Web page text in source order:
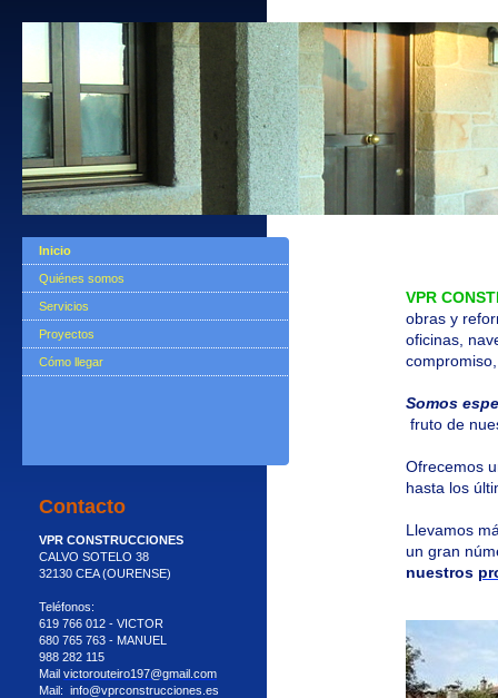
VPR
obras y
oficinas,
Somos
fruto de
Ofrecemos
hasta los
Llevamos
un gran
nuestros
Inicio
Quiénes somos
Servicios
Proyectos
Cómo llegar
Contacto
VPR CONSTRUCCIONES
CALVO SOTELO 38
32130 CEA (OURENSE)
Teléfonos:
619 766 012 - VICTOR
680 765 763 - MANUEL
988 282 115
Mail victorouteiro197@gmail.com
Mail: info@vprconstrucciones.es